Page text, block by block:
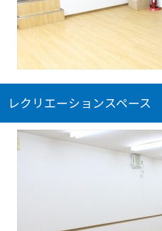
レクリエーションスペース